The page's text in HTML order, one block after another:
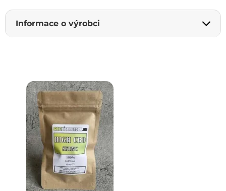
Informace o výrobci